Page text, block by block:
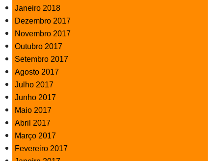
Janeiro 2018
Dezembro 2017
Novembro 2017
Outubro 2017
Setembro 2017
Agosto 2017
Julho 2017
Junho 2017
Maio 2017
Abril 2017
Março 2017
Fevereiro 2017